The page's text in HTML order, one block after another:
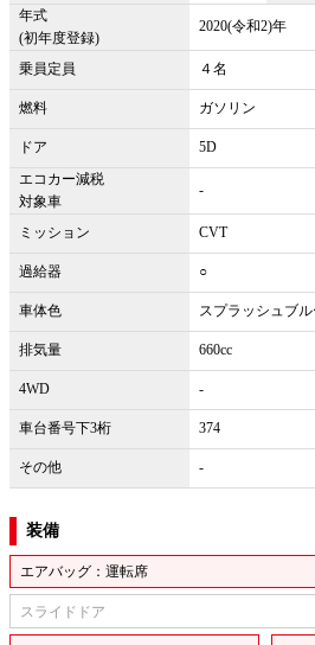
年式
(初年度登録)
2020(令和2)年
乗員定員 ４名
燃料 ガソリン
ドア
5D
エコカー減税
対象車
-
ミッション CVT
過給器 ○
車体色 スプラッシュブル
排気量 660cc
4WD -
車台番号下3桁 374
その他 -
装備
エアバッグ：運転席
スライドドア